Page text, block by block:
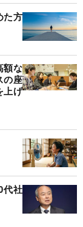
た方
額な
の座
上げ
代社